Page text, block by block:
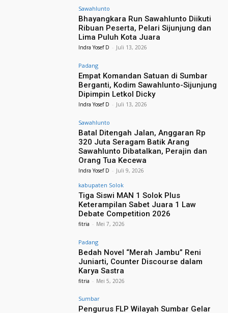
Sawahlunto
Bhayangkara Run Sawahlunto Diikuti
Ribuan Peserta, Pelari Sijunjung dan
Lima Puluh Kota Juara
Indra Yosef D - Juli 13, 2026
Padang
Empat Komandan Satuan di Sumbar
Berganti, Kodim Sawahlunto-Sijunjung
Dipimpin Letkol Dicky
Indra Yosef D - Juli 13, 2026
Sawahlunto
Batal Ditengah Jalan, Anggaran Rp
320 Juta Seragam Batik Arang
Sawahlunto Dibatalkan, Perajin dan
Orang Tua Kecewa
Indra Yosef D - Juli 9, 2026
kabupaten Solok
Tiga Siswi MAN 1 Solok Plus
Keterampilan Sabet Juara 1 Law
Debate Competition 2026
fitria - Mei 7, 2026
Padang
Bedah Novel “Merah Jambu” Reni
Juniarti, Counter Discourse dalam
Karya Sastra
fitria - Mei 5, 2026
Sumbar
Pengurus FLP Wilayah Sumbar Gelar